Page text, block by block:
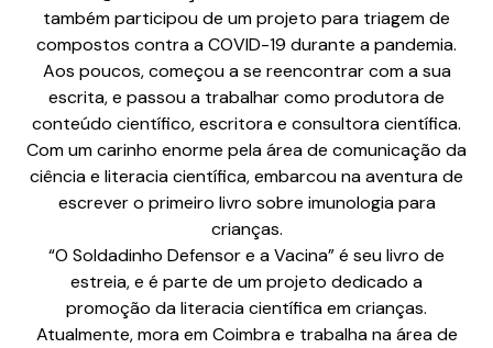
também participou de um projeto para triagem de
compostos contra a COVID-19 durante a pandemia.
Aos poucos, começou a se reencontrar com a sua
escrita, e passou a trabalhar como produtora de
conteúdo científico, escritora e consultora científica.
Com um carinho enorme pela área de comunicação da
ciência e literacia científica, embarcou na aventura de
escrever o primeiro livro sobre imunologia para
crianças.
“O Soldadinho Defensor e a Vacina” é seu livro de
estreia, e é parte de um projeto dedicado a
promoção da literacia científica em crianças.
Atualmente, mora em Coimbra e trabalha na área de